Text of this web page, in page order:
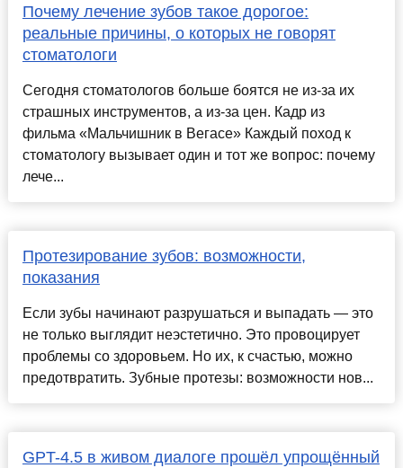
Почему лечение зубов такое дорогое:
реальные причины, о которых не говорят
стоматологи
Сегодня стоматологов больше боятся не из-за их
страшных инструментов, а из-за цен. Кадр из
фильма «Мальчишник в Вегасе» Каждый поход к
стоматологу вызывает один и тот же вопрос: почему
лече...
Протезирование зубов: возможности,
показания
Если зубы начинают разрушаться и выпадать — это
не только выглядит неэстетично. Это провоцирует
проблемы со здоровьем. Но их, к счастью, можно
предотвратить. Зубные протезы: возможности нов...
GPT-4.5 в живом диалоге прошёл упрощённый